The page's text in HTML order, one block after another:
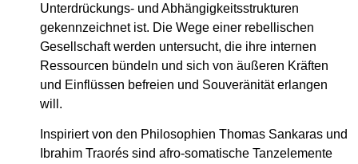
Unterdrückungs- und Abhängigkeitsstrukturen
gekennzeichnet ist. Die Wege einer rebellischen
Gesellschaft werden untersucht, die ihre internen
Ressourcen bündeln und sich von äußeren Kräften
und Einflüssen befreien und Souveränität erlangen
will.
Inspiriert von den Philosophien Thomas Sankaras und
Ibrahim Traorés sind afro-somatische Tanzelemente